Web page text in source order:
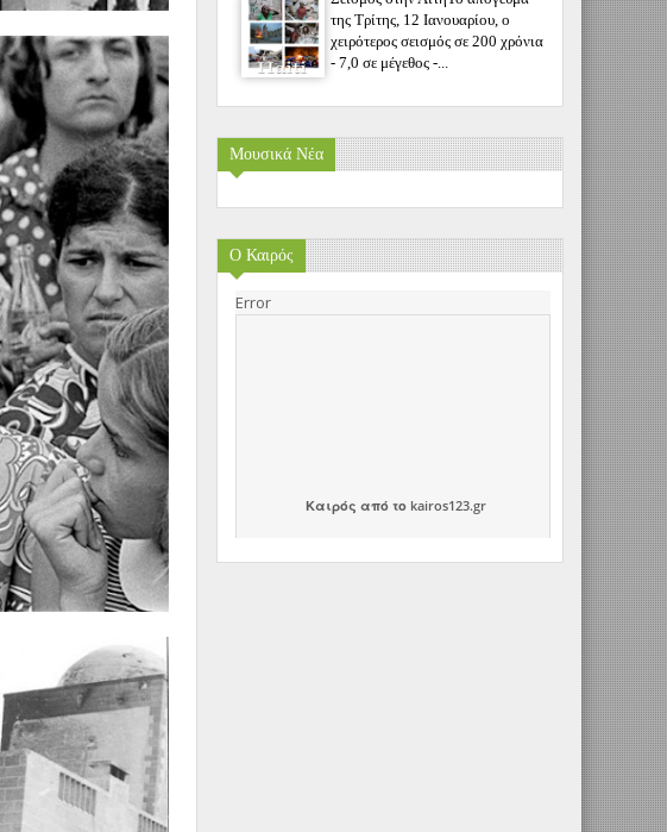
της Τρίτης, 12 Ιανουαρίου, ο
χειρότερος σεισμός σε 200 χρόνια
- 7,0 σε μέγεθος -...
Μουσικά Νέα
Ο Καιρός
Καιρός από το kairos123.gr